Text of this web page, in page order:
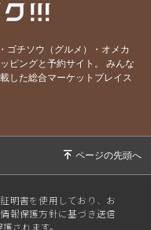
ゴチソウ（グルメ）・オメカ
ピングと予約サイト。
みんな
した総合マーケットプレイス
明書を使用しており、お
報保護方針に基づき送信
されます。